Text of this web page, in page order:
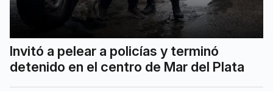
Invitó a pelear a policías y terminó
detenido en el centro de Mar del Plata